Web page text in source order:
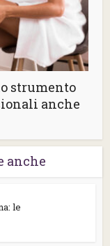
strumento
anche
anche
le